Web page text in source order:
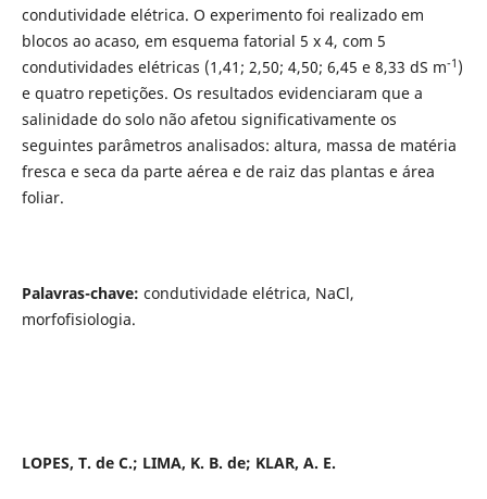
condutividade elétrica. O experimento foi realizado em
blocos ao acaso, em esquema fatorial 5 x 4, com 5
condutividades elétricas (1,41; 2,50; 4,50; 6,45 e 8,33 dS m-1 )
e quatro repetições. Os resultados evidenciaram que a
salinidade do solo não afetou significativamente os
seguintes parâmetros analisados: altura, massa de matéria
fresca e seca da parte aérea e de raiz das plantas e área
foliar.
Palavras-chave: condutividade elétrica, NaCl,
morfofisiologia.
LOPES, T. de C.; LIMA, K. B. de; KLAR, A. E.